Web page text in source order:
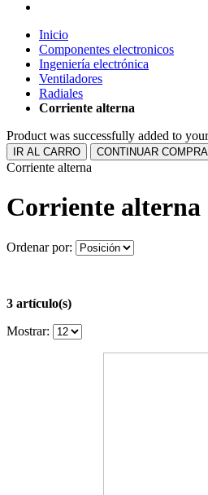
Inicio
Componentes electronicos
Ingeniería electrónica
Ventiladores
Radiales
Corriente alterna
Product was successfully added to
IR AL CARRO CONTINUAR
Corriente alterna
Corriente alterna
Ordenar por:
3 artículo(s)
Mostrar: